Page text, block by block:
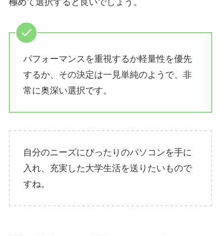
極めて選択すると良いでしょう。
パフォーマンスを重視するか軽量性を優先
するか、その決定は一見単純のようで、非
常に奥深い選択です。
自分のニーズにぴったりのパソコンを手に
入れ、充実した大学生活を送りたいもので
すね。